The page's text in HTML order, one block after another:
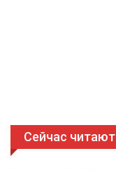
Сейчас читают